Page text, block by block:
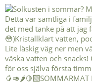
🥭🥑🌶️🍋‍🟩SOMMARMAT